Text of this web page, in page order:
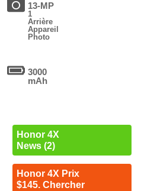
13-MP
1
Arrière
Appareil
Photo
3000
mAh
Honor 4X
News (2)
Honor 4X Prix
$145. Chercher